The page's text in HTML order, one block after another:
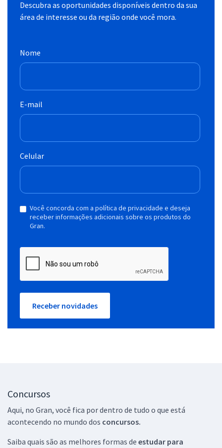
Descubra as oportunidades disponíveis dentro da sua
área de interesse ou da região onde você mora.
Nome
E-mail
Celular
Você concorda com a política de privacidade e deseja
receber informações adicionais sobre os produtos do
Gran.
Receber novidades
Concursos
Aqui, no Gran, você fica por dentro de tudo o que está
acontecendo no mundo dos concursos.
Saiba quais são as melhores formas de estudar para